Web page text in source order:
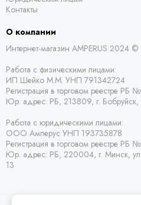
Контакты
О компании
Интернет-магазин AMPERUS 2024 ©
Работа с физическими лицами:
ИП Шейко М.М. УНП 791342724
Регистрация в торговом реестре РБ
Юр. адрес: РБ, 213809, г.
Работа с юридическими лицами:
ООО Амперус УНП 193735878
Регистрация в торговом реестре РБ
Юр. адрес: РБ, 220004, г. Минск,
13